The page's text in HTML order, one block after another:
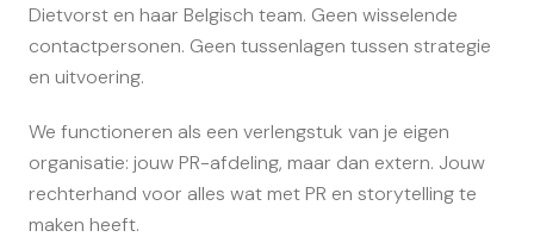
Dietvorst en haar Belgisch team. Geen wisselende
contactpersonen. Geen tussenlagen tussen strategie
en uitvoering.
We functioneren als een verlengstuk van je eigen
organisatie: jouw PR-afdeling, maar dan extern. Jouw
rechterhand voor alles wat met PR en storytelling te
maken heeft.